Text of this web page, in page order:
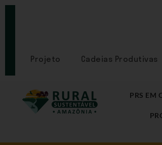
SE
Projeto Cadeias Produtivas
PRS EM